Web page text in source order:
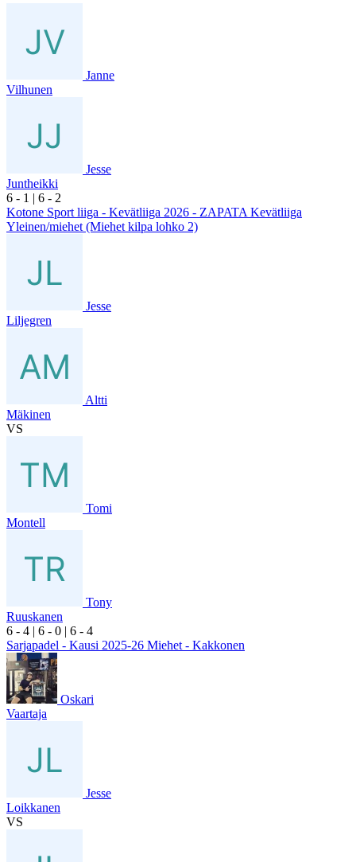
Janne
Vilhunen
Jesse
Juntheikki
6 - 1 | 6 - 2
Kotone Sport liiga - Kevätliiga 2026 - ZAPATA Kevätliiga
Yleinen/miehet (Miehet kilpa lohko 2)
Jesse
Liljegren
Altti
Mäkinen
VS
Tomi
Montell
Tony
Ruuskanen
6 - 4 | 6 - 0 | 6 - 4
Sarjapadel - Kausi 2025-26 Miehet - Kakkonen
Oskari
Vaartaja
Jesse
Loikkanen
VS